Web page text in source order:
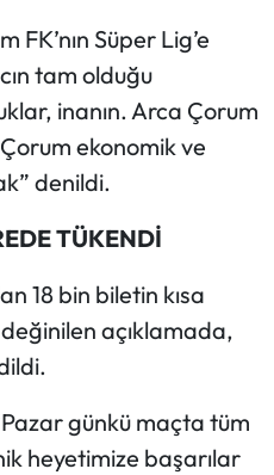
Süper Lig’e
tam olduğu
inanın. Arca Çorum
ekonomik ve
denildi.
TÜKENDİ
18 bin biletin kısa
açıklamada,
günkü maçta tüm
heyetimize başarılar